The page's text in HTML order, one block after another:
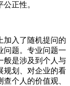
正性。
加入了随机提问的
问题。专业问题一
般是涉及到个人与
规划、对企业的看
个人的价值观、